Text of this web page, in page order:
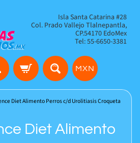
Isla Santa Catarina #28
Col. Prado Vallejo Tlalnepantla,
CP.54170 EdoMex
Tel: 55-6650-3381
MXN
Diet Alimento Perros c/d Urolitiasis Croqueta
Diet Alimento